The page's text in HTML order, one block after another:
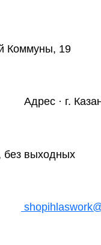
Коммуны, 19
Адрес · г.
без выходных